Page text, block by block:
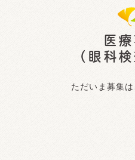
医
（眼科
ただいま募集は